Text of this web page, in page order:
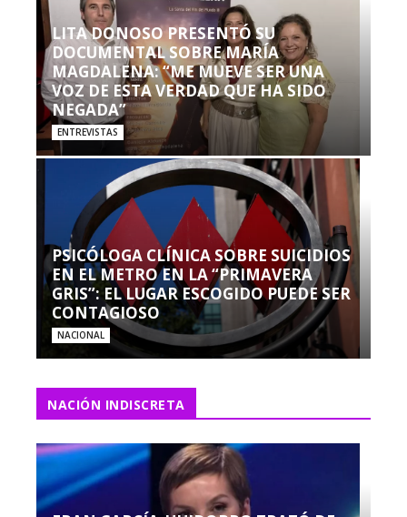
LITA DONOSO PRESENTÓ SU
DOCUMENTAL SOBRE MARÍA
MAGDALENA: “ME MUEVE SER UNA
VOZ DE ESTA VERDAD QUE HA SIDO
NEGADA”
ENTREVISTAS
PSICÓLOGA CLÍNICA SOBRE SUICIDIOS
EN EL METRO EN LA “PRIMAVERA
GRIS”: EL LUGAR ESCOGIDO PUEDE SER
CONTAGIOSO
NACIONAL
NACIÓN INDISCRETA